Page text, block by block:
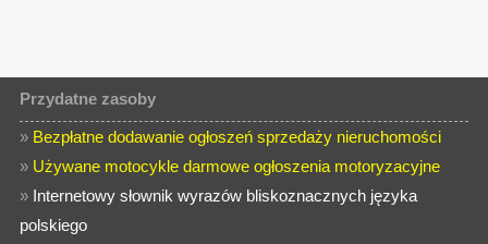
Przydatne zasoby
» Bezpłatne dodawanie ogłoszeń sprzedaży nieruchomości
» Używane motocykle darmowe ogłoszenia motoryzacyjne
» Internetowy słownik wyrazów bliskoznacznych języka
polskiego